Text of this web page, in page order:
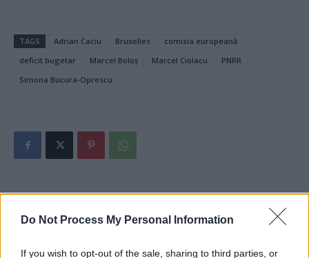
Do Not Process My Personal Information
If you wish to opt-out of the sale, sharing to third parties, or
TAGS Adrian Caciu Bruxelles
comisia europeană
deficit bugetar
Marcel Boloș Marcel Ciolacu
PNRR
Simona Bucura-Oprescu
Combinație explozivă în
contrabandiști ruși.
Articolul următor
Încă un fanatic putinist a fost
uzbecul Pavlos, șeful